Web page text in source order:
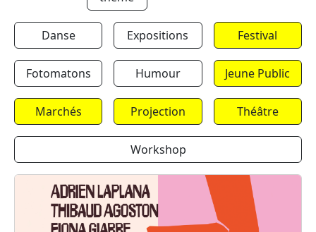
Danse Expositions Festival
Fotomatons Humour Jeune Public
Marchés Projection Théâtre
Workshop